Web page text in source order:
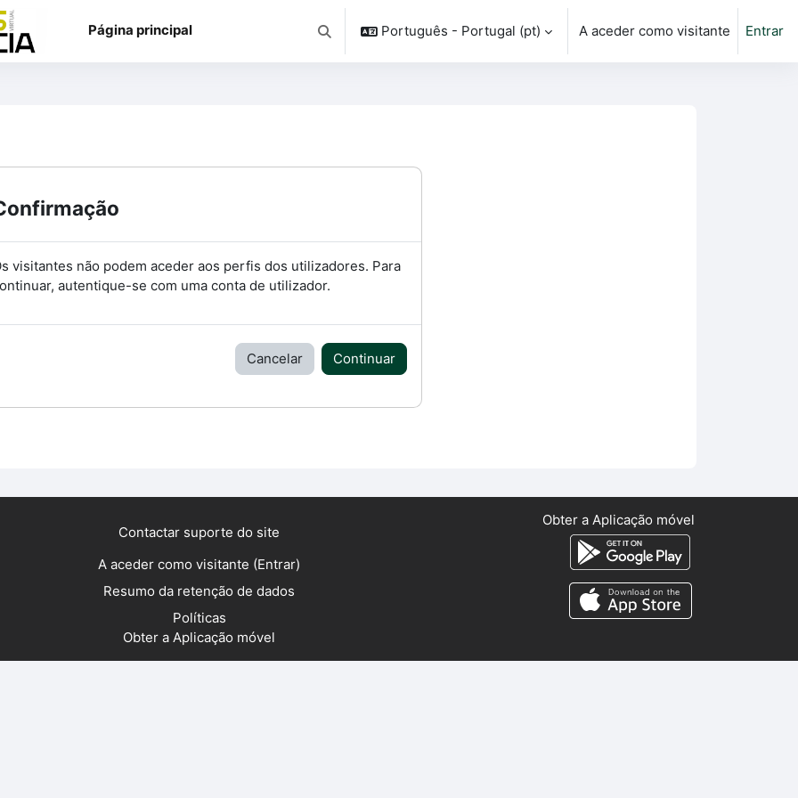
Página principal
Alternar a entrada da pesquisa
Português - Portugal ‎(pt)‎ A aceder como visitante Entrar
visitantes não podem aceder aos perfis dos utilizadores. Para
autentique-se com uma conta de utilizador.
Cancelar Continuar
Contactar suporte do site
A aceder como visitante (Entrar)
Resumo da retenção de dados
Políticas
Obter a Aplicação móvel
Obter a Aplicação móvel